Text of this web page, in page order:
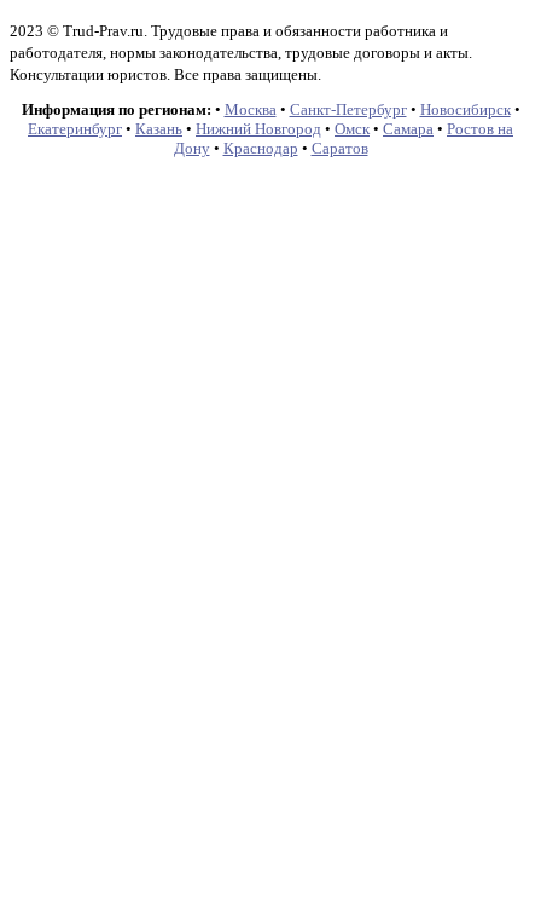
2023 © Trud-Prav.ru. Трудовые права и обязанности работника и
работодателя, нормы законодательства, трудовые договоры и акты.
Консультации юристов. Все права защищены.
Информация по регионам: • Москва • Санкт-Петербург• Новосибирск•
Екатеринбург • Казань • Нижний Новгород • Омск • Самара • Ростов на
Дону• Краснодар • Саратов